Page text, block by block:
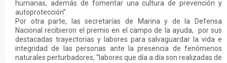
humanas, además de fomentar una cultura de prevención y
autoprotección”.
Por otra parte, las secretarías de Marina y de la Defensa
Nacional recibieron el premio en el campo de la ayuda, por sus
destacadas trayectorias y labores para salvaguardar la vida e
integridad de las personas ante la presencia de fenómenos
naturales perturbadores, “labores que día a día son realizadas de